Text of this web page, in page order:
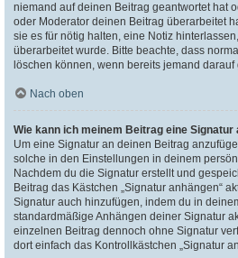
niemand auf deinen Beitrag geantwortet hat
oder Moderator deinen Beitrag überarbeitet
sie es für nötig halten, eine Notiz
überarbeitet wurde. Bitte beachte, dass
löschen können, wenn bereits jemand darauf
Nach oben
Wie kann ich meinem Beitrag eine Signatur
Um eine Signatur an deinen Beitrag
solche in den Einstellungen in deinem
Nachdem du die Signatur erstellt und
Beitrag das Kästchen „Signatur anhängen“
Signatur auch hinzufügen, indem du in
standardmäßige Anhängen deiner Signatur
einzelnen Beitrag dennoch ohne Signatur
dort einfach das Kontrollkästchen „Signatur